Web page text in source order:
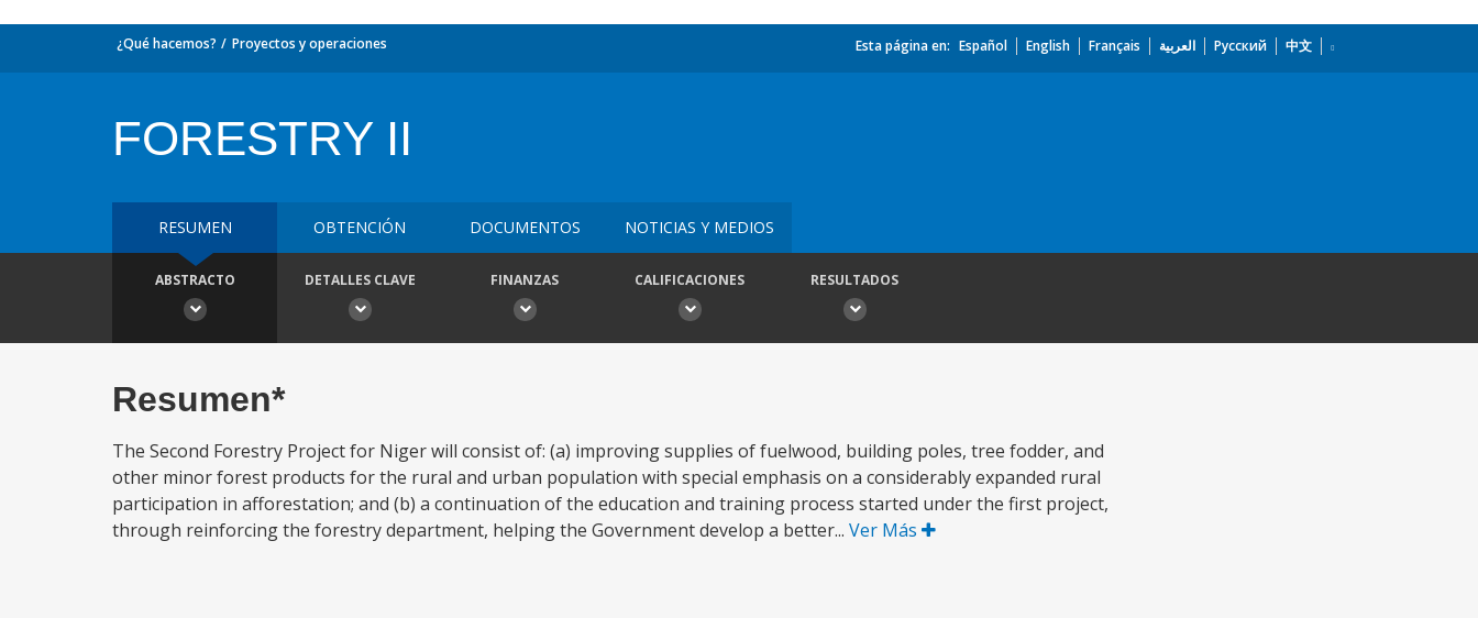
¿Qué hacemos? Proyectos y operaciones Esta página en: Español English Français العربية Русский 中文
FORESTRY II
RESUMEN OBTENCIÓN DOCUMENTOS NOTICIAS Y MEDIOS
ABSTRACTO DETALLES CLAVE FINANZAS CALIFICACIONES RESULTADOS
Resumen*
The Second Forestry Project for Niger will consist of: (a) improving supplies of fuelwood, building poles, tree fodder, and
other minor forest products for the rural and urban population with special emphasis on a considerably expanded rural
participation in afforestation; and (b) a continuation of the education and training process started under the first project,
through reinforcing the forestry department, helping the Government develop a better... Ver Más